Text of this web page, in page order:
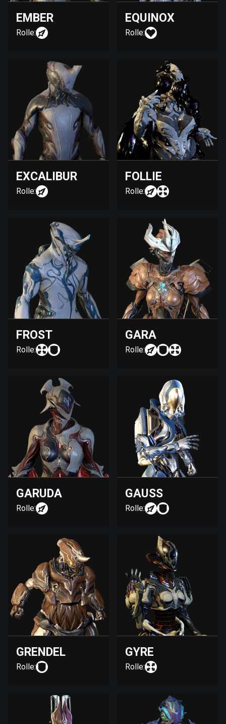
EMBER
Rolle:
EQUINOX
Rolle:
EXCALIBUR
Rolle:
FOLLIE
Rolle:
FROST
Rolle:
GARA
Rolle:
GARUDA
Rolle:
GAUSS
Rolle:
GRENDEL
Rolle:
GYRE
Rolle: